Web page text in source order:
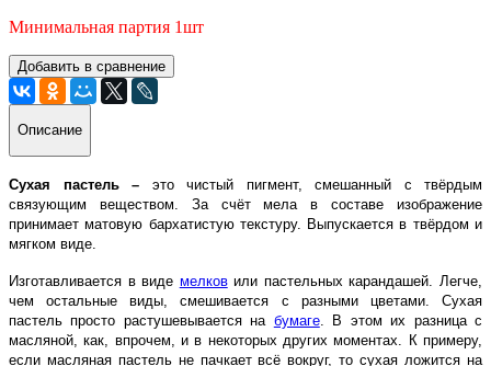
Минимальная партия 1шт
Добавить в сравнение
Описание
Сухая пастель – это чистый пигмент, смешанный с твёрдым
связующим веществом. За счёт мела в составе изображение
принимает матовую бархатистую текстуру. Выпускается в твёрдом и
мягком виде.
Изготавливается в виде мелковили пастельных карандашей. Легче,
чем остальные виды, смешивается с разными цветами. Сухая
пастель просто растушевывается на бумаге. В этом их разница с
масляной, как, впрочем, и в некоторых других моментах. К примеру,
если масляная пастель не пачкает всё вокруг, то сухая ложится на